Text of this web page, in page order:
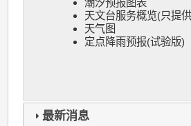
天文台服务概览(只提
天气图
定点降雨预报(试验版)
最新消息